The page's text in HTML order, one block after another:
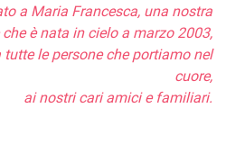
a Maria Francesca, una nostra
è nata in cielo a marzo 2003,
le persone che portiamo nel
cuore,
ai nostri cari amici e familiari.